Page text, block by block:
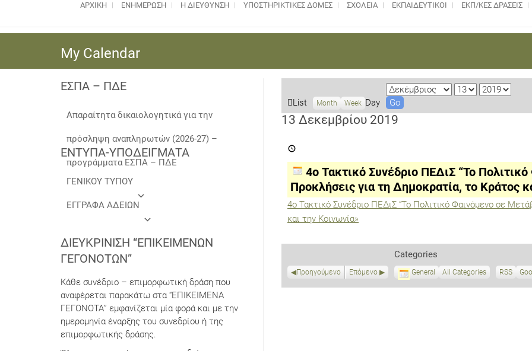
ΑΡΧΙΚΗ ΕΝΗΜΈΡΩΣΗ Η ΔΙΕΥΘΥΝΣΗ ΥΠΟΣΤΗΡΙΚΤΙΚΈΣ ΔΟΜΈΣ ΣΧΟΛΕΙΑ ΕΚΠΑΙΔΕΥΤΙΚΟΙ ΕΚΠ/ΚΕΣ ΔΡΑΣΕΙΣ
My Calendar
V
i
a
s
List Month Week Day
M
o
n
D
y
Y
a
13 Δεκεμβρίου 2019
Τακτικό
ΠΕΔιΣ
Πολιτικό
Φαινόμενο
σε
Μετάβαση:
Προκλήσεις
Δημοκρατία,
Κράτος
και
Κοινωνία»
4ο Τακτικό Συνέδριο ΠΕΔιΣ “Το
Προκλήσεις για τη Δημοκρατία, το Κράτος
4ο Τακτικό Συνέδριο ΠΕΔιΣ “Το Πολιτικό Φαινόμενο σε
και την Κοινωνία»
Προηγούμενο Επόμενο
Categories
General All Categories RSS
S
ΕΣΠΑ – ΠΔΕ
Απαραίτητα δικαιολογητικά για την
πρόσληψη αναπληρωτών (2026-27) –
προγράμματα ΕΣΠΑ – ΠΔΕ
ΕΝΤΥΠΑ-ΥΠΟΔΕΙΓΜΑΤΑ
ΓΕΝΙΚΟΥ ΤΥΠΟΥ
ΕΓΓΡΑΦΑ ΑΔΕΙΩΝ
ΔΙΕΥΚΡΊΝΙΣΗ “ΕΠΙΚΕΊΜΕΝΩΝ
ΓΕΓΟΝΌΤΩΝ”
Κάθε συνέδριο – επιμορφωτική δράση που
αναφέρεται παρακάτω στα “ΕΠΙΚΕΙΜΕΝΑ
ΓΕΓΟΝΟΤΑ” εμφανίζεται μία φορά και με την
ημερομηνία έναρξης του συνεδρίου ή της
επιμορφωτικής δράσης.